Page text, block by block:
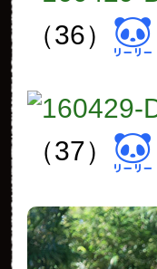
（36）
（37）